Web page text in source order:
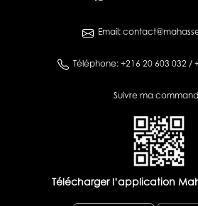
Email:
Téléphone: +216 20 603 032 /
Suivre ma
Télécharger l’application